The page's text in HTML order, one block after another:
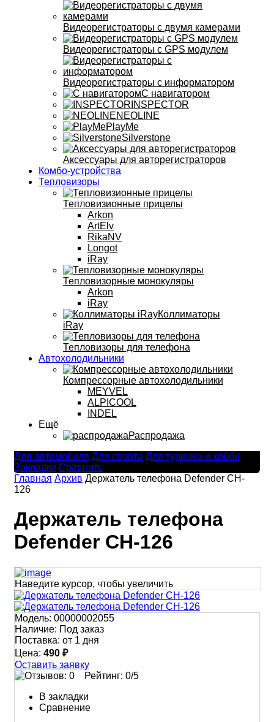
Видеорегистраторы с двумя камерами
Видеорегистраторы с GPS модулем
Видеорегистраторы с информатором
С навигатором
INSPECTOR
NEOLINE
PlayMe
Silverstone
Аксессуары для авторегистраторов
Комбо-устройства
Тепловизоры
Тепловизионные прицелы
Arkon
ArtElv
RikaNV
Longot
iRay
Тепловизорные монокуляры
Arkon
iRay
Коллиматоры
iRay
Тепловизоры для телефона
Автохолодильники
Компрессорные автохолодильники
MEYVEL
ALPICOOL
INDEL
Ещё
Распродажа
Для автомобиля Для спорта Для туризма и хобби
Закладки Сравнить
Главная Архив Держатель телефона Defender CH-
126
Держатель телефона
Defender CH-126
Наведите курсор, чтобы увеличить
Модель: 00000002055
Наличие: Под заказ
Поставка: от 1 дня
Цена: 490 ₽
Оставить заявку
Рейтинг: 0/5
В закладки
Сравнение